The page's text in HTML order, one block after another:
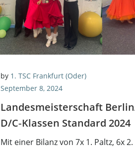
by 1. TSC Frankfurt (Oder)
September 8, 2024
Lan­des­meis­ter­schaft
D/C‑Klassen Stan­dard 2024
Mit einer Bilanz von 7x 1. Paltz, 6x